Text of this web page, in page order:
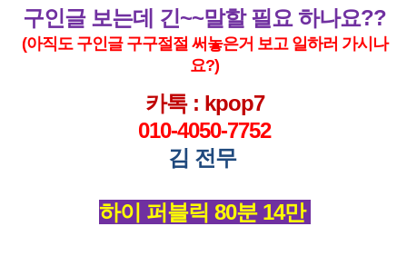
구인글 보는데 긴~~말할 필요 하나요??
(아직도 구인글 구구절절 써놓은거 보고 일하러 가시나
요?)
카톡 : kpop7
010-4050-7752
김 전무
하이 퍼블릭 80분 14만